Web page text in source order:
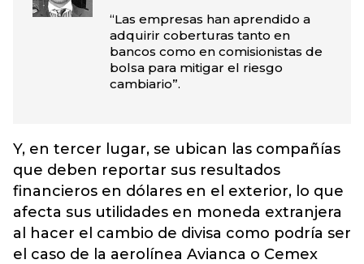
“Las empresas han aprendido a
adquirir coberturas tanto en
bancos como en comisionistas de
bolsa para mitigar el riesgo
cambiario”.
Y, en tercer lugar, se ubican las compañías
que deben reportar sus resultados
financieros en dólares en el exterior, lo que
afecta sus utilidades en moneda extranjera
al hacer el cambio de divisa como podría ser
el caso de la aerolínea Avianca o Cemex